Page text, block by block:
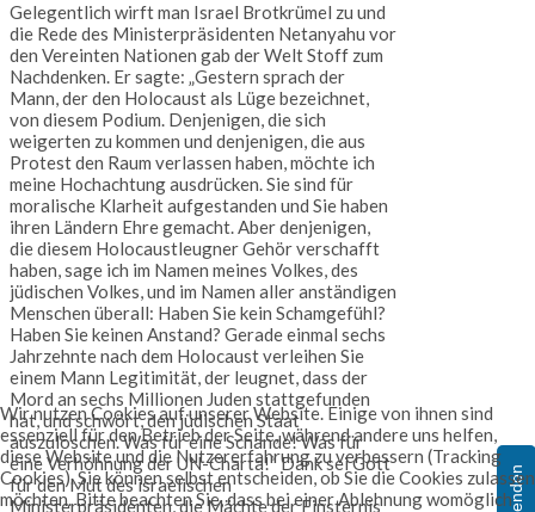
Gelegentlich wirft man Israel Brotkrümel zu und
die Rede des Ministerpräsidenten Netanyahu vor
den Vereinten Nationen gab der Welt Stoff zum
Nachdenken. Er sagte: „Gestern sprach der
Mann, der den Holocaust als Lüge bezeichnet,
von diesem Podium. Denjenigen, die sich
weigerten zu kommen und denjenigen, die aus
Protest den Raum verlassen haben, möchte ich
meine Hochachtung ausdrücken. Sie sind für
moralische Klarheit aufgestanden und Sie haben
ihren Ländern Ehre gemacht. Aber denjenigen,
die diesem Holocaustleugner Gehör verschafft
haben, sage ich im Namen meines Volkes, des
jüdischen Volkes, und im Namen aller anständigen
Menschen überall: Haben Sie kein Schamgefühl?
Haben Sie keinen Anstand? Gerade einmal sechs
Jahrzehnte nach dem Holocaust verleihen Sie
einem Mann Legitimität, der leugnet, dass der
Mord an sechs Millionen Juden stattgefunden
hat, und schwört, den jüdischen Staat
auszulöschen. Was für eine Schande! Was für
eine Verhöhnung der UN-Charta!“ Dank sei Gott
für den Mut des israelischen
Ministerpräsidenten, die Mächte der Finsternis
Wir nutzen Cookies auf unserer Website. Einige von ihnen sind
essenziell für den Betrieb der Seite, während andere uns helfen,
diese Website und die Nutzererfahrung zu verbessern (Tracking
Cookies). Sie können selbst entscheiden, ob Sie die Cookies zulassen
möchten. Bitte beachten Sie, dass bei einer Ablehnung womöglichSpenden